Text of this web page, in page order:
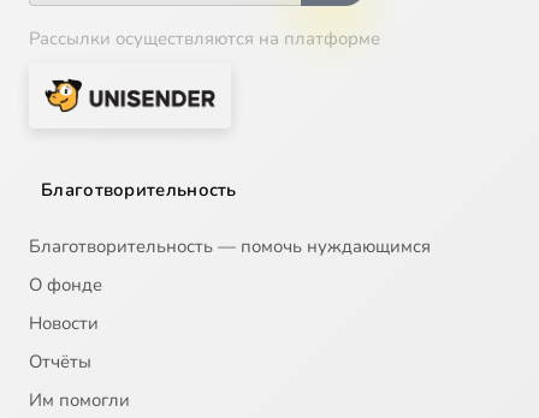
Рассылки осуществляются на платформе
Благотворительность
Благотворительность — помочь нуждающимся
О фонде
Новости
Отчёты
Им помогли